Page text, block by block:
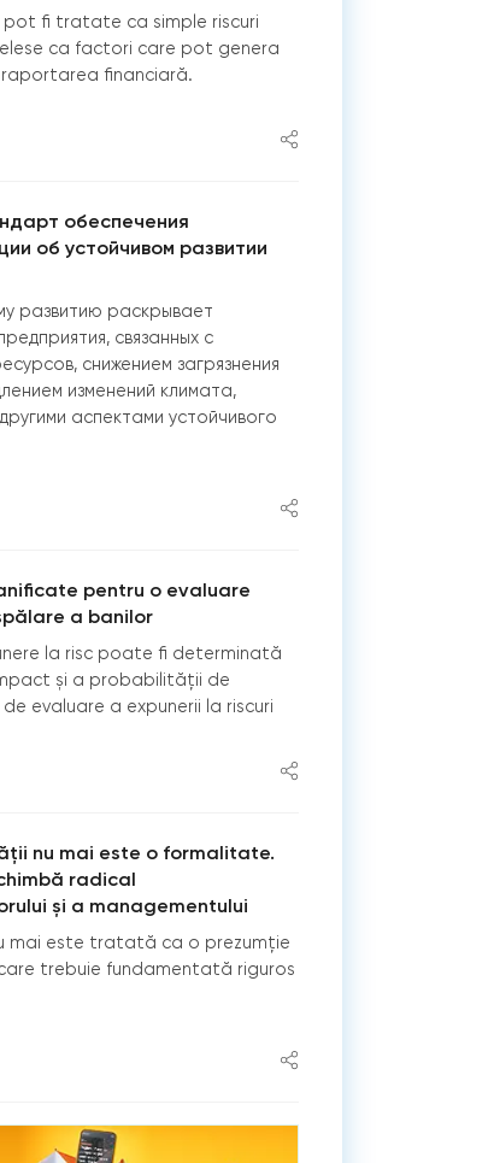
pot fi tratate ca simple riscuri
ca factori care pot genera
financiară.
обеспечения
об устойчивом развитии
развитию раскрывает
связанных с
снижением загрязнения
изменений климата,
аспектами устойчивого
pentru o evaluare
a banilor
la risc poate fi determinată
și a probabilității de
evaluare a expunerii la riscuri
nu mai este o formalitate.
radical
și a managementului
mai este tratată ca o prezumție
trebuie fundamentată riguros